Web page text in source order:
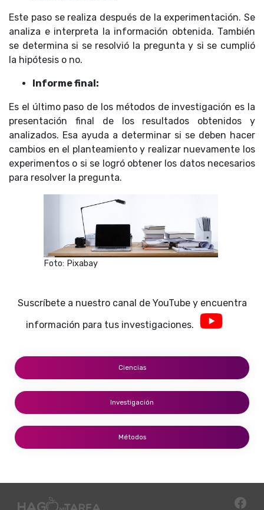
Este paso se realiza después de la experimentación. Se
analiza e interpreta la información obtenida. También
se determina si se resolvió la pregunta y si se cumplió
la hipótesis o no.
Informe final:
Es el último paso de los métodos de investigación es la
presentación final de los resultados obtenidos y
analizados. Esa ayuda a determinar si se deben hacer
cambios en el planteamiento y realizar nuevamente los
experimentos o si se logró obtener los datos necesarios
para resolver la pregunta.
Foto: Pixabay
Suscríbete a nuestro canal de YouTube y encuentra
información para tus investigaciones.
Ciencias
Investigación
Métodos